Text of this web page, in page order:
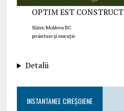
OPTIM EST CONSTRUCT
Slănic Moldova BC
proiectare și execuție
Detalii
INSTANTANEE CIREȘOIENE